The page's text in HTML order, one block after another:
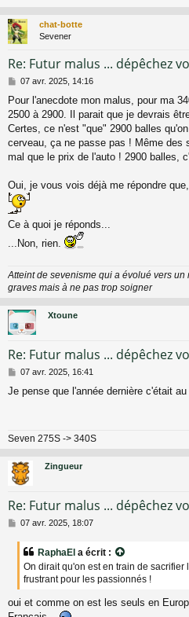
g
e
chat-botte
Sevener
Re: Futur malus ... dépêchez
M
s
s
a
g
07 avr. 2025, 14:16
Pour l'anecdote mon malus, pour ma
2500 à 2900. Il parait que je devrais
Certes, ce n'est "que" 2900 balles
cerveau, ça ne passe pas ! Même des
mal que le prix de l'auto ! 2900 balles,
Oui, je vous vois déjà me répondre
Ce à quoi je réponds...
...Non, rien.
Atteint de sevenisme qui a évolué vers
graves mais à ne pas trop soigner
Xtoune
Re: Futur malus ... dépêchez
M
s
e
07 avr. 2025, 16:41
Je pense que l'année dernière c'était
Seven 275S -> 340S
Zingueur
Re: Futur malus ... dépêchez
M
e
07 avr. 2025, 18:07
RaphaEl a écrit :
On dirait qu'on est en train de
frustrant pour les passionnés !
oui et comme on est les seuls en